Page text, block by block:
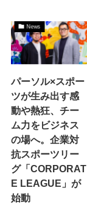
News
パーソル×スポー
ツが生み出す感
動や熱狂、チー
ム力をビジネス
の場へ。企業対
抗スポーツリー
グ「CORPORAT
E LEAGUE」が
始動